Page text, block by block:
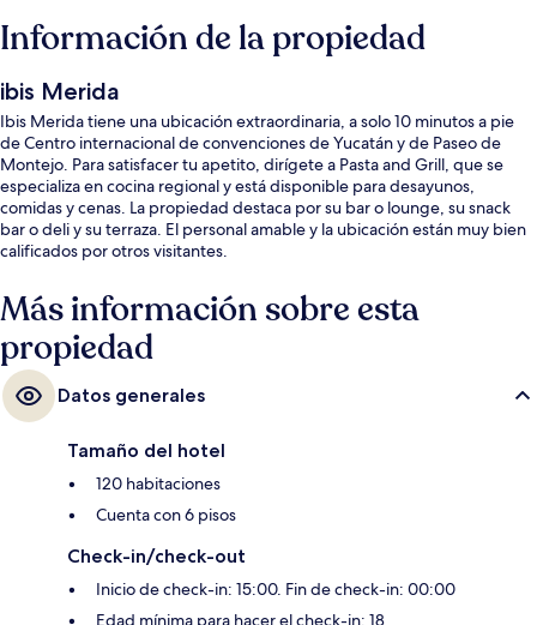
Información de la propiedad
ibis Merida
Ibis Merida tiene una ubicación extraordinaria, a solo 10 minutos a pie
de Centro internacional de convenciones de Yucatán y de Paseo de
Montejo. Para satisfacer tu apetito, dirígete a Pasta and Grill, que se
especializa en cocina regional y está disponible para desayunos,
comidas y cenas. La propiedad destaca por su bar o lounge, su snack
bar o deli y su terraza. El personal amable y la ubicación están muy bien
calificados por otros visitantes.
Más información sobre esta
propiedad
Datos generales
Tamaño del hotel
120 habitaciones
Cuenta con 6 pisos
Check-in/check-out
Inicio de check-in: 15:00. Fin de check-in: 00:00
Edad mínima para hacer el check-in: 18